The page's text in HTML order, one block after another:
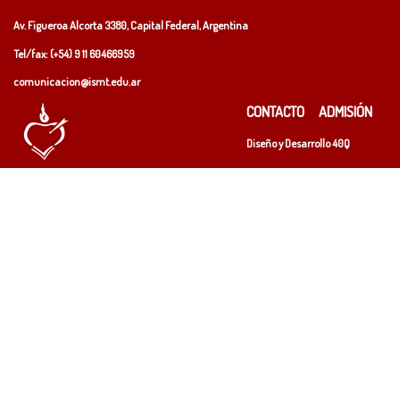
Av. Figueroa Alcorta 3380, Capital Federal, Argentina
Tel/fax: (+54)9 11 60466959
comunicacion@ismt.edu.ar
CONTACTO ADMISIÓN
Diseño y Desarrollo40Q